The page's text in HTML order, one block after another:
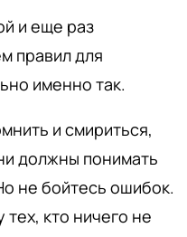
и еще раз
правил для
именно так.
и смириться,
должны понимать
не бойтесь ошибок.
кто ничего не